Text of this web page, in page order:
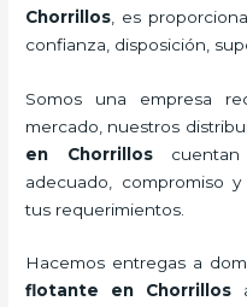
Chorrillos , es
confianza, disposición,
Somos una empresa
mercado, nuestros
en Chorrillos
adecuado, compromiso
tus requerimientos.
Hacemos entregas a
flotante en Chorrillos